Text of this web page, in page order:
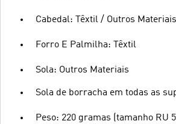
Cabedal: Têxtil / Outros Materiais
Forro E Palmilha: Têxtil
Sola: Outros Materiais
Sola de borracha em todas as
Peso: 220 gramas (tamanho RU